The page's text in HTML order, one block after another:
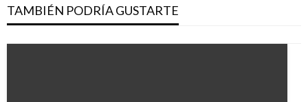
TAMBIÉN PODRÍA GUSTARTE